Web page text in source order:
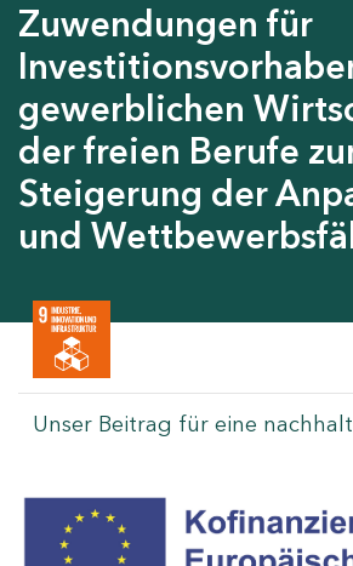
Zuwendungen für
gewerblichen
der freien Berufe
Steigerung der
und
Unser Beitrag für eine